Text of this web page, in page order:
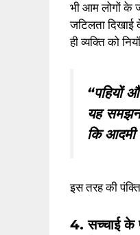
भी आम लोगों के
जटिलता दिखाई
ही व्यक्ति को
“पहियों
यह
कि आदमी
इस तरह की
4. सच्चाई के